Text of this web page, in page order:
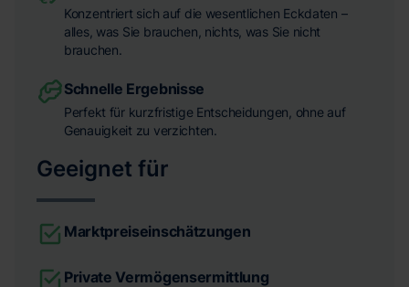
Konzentriert sich auf die wesentlichen Eckdaten –
alles, was Sie brauchen, nichts, was Sie nicht
brauchen.
Schnelle Ergebnisse
Perfekt für kurzfristige Entscheidungen, ohne auf
Genauigkeit zu verzichten.
Geeignet für
Marktpreiseinschätzungen
Private Vermögensermittlung